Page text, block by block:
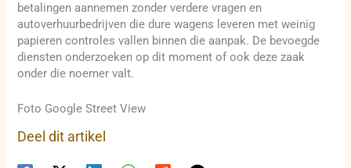
betalingen aannemen zonder verdere vragen en
autoverhuurbedrijven die dure wagens leveren met weinig
papieren controles vallen binnen die aanpak. De bevoegde
diensten onderzoeken op dit moment of ook deze zaak
onder die noemer valt.
Foto Google Street View
Deel dit artikel